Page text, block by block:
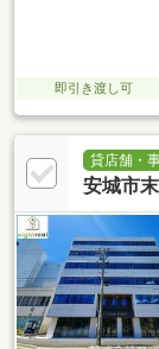
即引き渡し可
貸店舗・
安城市